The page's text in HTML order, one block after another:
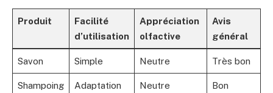
Produit
Facilité
d’utilisation
Appréciation
olfactive
Avis
général
Savon Simple Neutre Très bon
Shampoing Adaptation Neutre Bon